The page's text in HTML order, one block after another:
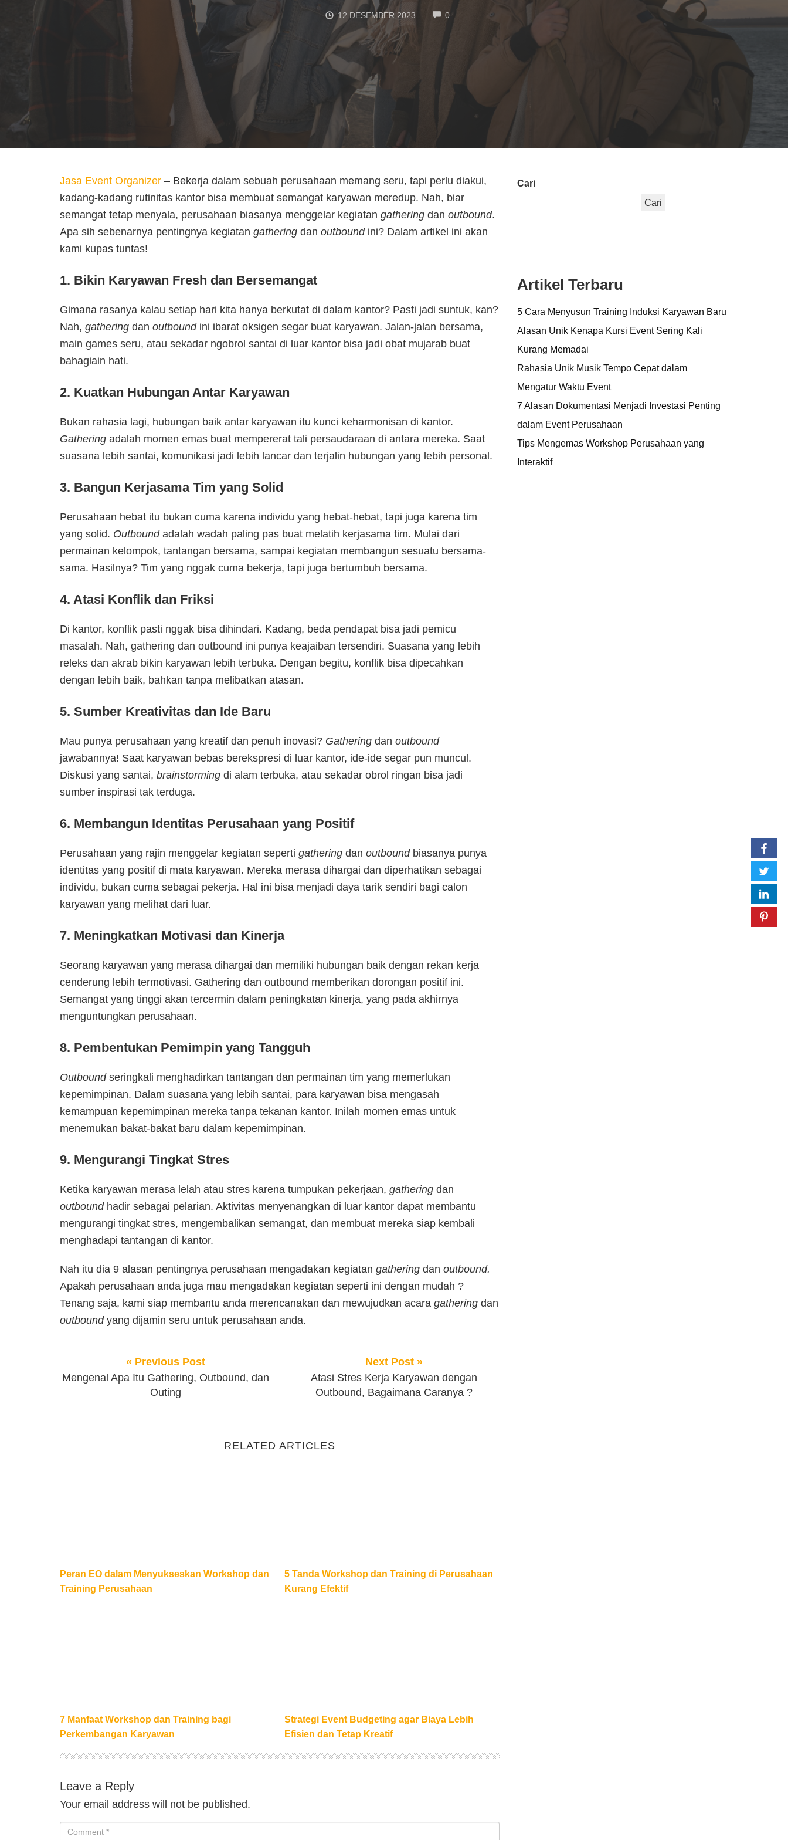
12 DESEMBER 2023 0COMMENTS
Jasa Event Organizer – Bekerja dalam sebuah perusahaan memang seru, tapi perlu diakui,
kadang-kadang rutinitas kantor bisa membuat semangat karyawan meredup. Nah, biar
semangat tetap menyala, perusahaan biasanya menggelar kegiatan gathering dan outbound.
Apa sih sebenarnya pentingnya kegiatan gathering dan outboundini? Dalam artikel ini akan
kami kupas tuntas!
1. Bikin Karyawan Fresh dan Bersemangat
Gimana rasanya kalau setiap hari kita hanya berkutat di dalam kantor? Pasti jadi suntuk, kan?
Nah, gathering dan outbound ini ibarat oksigen segar buat karyawan. Jalan-jalan bersama,
main games seru, atau sekadar ngobrol santai di luar kantor bisa jadi obat mujarab buat
bahagiain hati.
2. Kuatkan Hubungan Antar Karyawan
Bukan rahasia lagi, hubungan baik antar karyawan itu kunci keharmonisan di kantor.
Gathering adalah momen emas buat mempererat tali persaudaraan di antara mereka. Saat
suasana lebih santai, komunikasi jadi lebih lancar dan terjalin hubungan yang lebih personal.
3. Bangun Kerjasama Tim yang Solid
Perusahaan hebat itu bukan cuma karena individu yang hebat-hebat, tapi juga karena tim
yang solid. Outboundadalah wadah paling pas buat melatih kerjasama tim. Mulai dari
permainan kelompok, tantangan bersama, sampai kegiatan membangun sesuatu bersama-
sama. Hasilnya? Tim yang nggak cuma bekerja, tapi juga bertumbuh bersama.
4. Atasi Konflik dan Friksi
Di kantor, konflik pasti nggak bisa dihindari. Kadang, beda pendapat bisa jadi pemicu
masalah. Nah, gathering dan outbound ini punya keajaiban tersendiri. Suasana yang lebih
releks dan akrab bikin karyawan lebih terbuka. Dengan begitu, konflik bisa dipecahkan
dengan lebih baik, bahkan tanpa melibatkan atasan.
5. Sumber Kreativitas dan Ide Baru
Mau punya perusahaan yang kreatif dan penuh inovasi? Gathering dan outbound
jawabannya! Saat karyawan bebas berekspresi di luar kantor, ide-ide segar pun muncul.
Diskusi yang santai, brainstorming di alam terbuka, atau sekadar obrol ringan bisa jadi
sumber inspirasi tak terduga.
6. Membangun Identitas Perusahaan yang Positif
Perusahaan yang rajin menggelar kegiatan seperti gathering dan outboundbiasanya punya
identitas yang positif di mata karyawan. Mereka merasa dihargai dan diperhatikan sebagai
individu, bukan cuma sebagai pekerja. Hal ini bisa menjadi daya tarik sendiri bagi calon
karyawan yang melihat dari luar.
7. Meningkatkan Motivasi dan Kinerja
Seorang karyawan yang merasa dihargai dan memiliki hubungan baik dengan rekan kerja
cenderung lebih termotivasi. Gathering dan outbound memberikan dorongan positif ini.
Semangat yang tinggi akan tercermin dalam peningkatan kinerja, yang pada akhirnya
menguntungkan perusahaan.
8. Pembentukan Pemimpin yang Tangguh
Outboundseringkali menghadirkan tantangan dan permainan tim yang memerlukan
kepemimpinan. Dalam suasana yang lebih santai, para karyawan bisa mengasah
kemampuan kepemimpinan mereka tanpa tekanan kantor. Inilah momen emas untuk
menemukan bakat-bakat baru dalam kepemimpinan.
9. Mengurangi Tingkat Stres
Ketika karyawan merasa lelah atau stres karena tumpukan pekerjaan, gathering dan
outboundhadir sebagai pelarian. Aktivitas menyenangkan di luar kantor dapat membantu
mengurangi tingkat stres, mengembalikan semangat, dan membuat mereka siap kembali
menghadapi tantangan di kantor.
Nah itu dia 9 alasan pentingnya perusahaan mengadakan kegiatan gathering dan outbound.
Apakah perusahaan anda juga mau mengadakan kegiatan seperti ini dengan mudah ?
Tenang saja, kami siap membantu anda merencanakan dan mewujudkan acara gathering dan
outboundyang dijamin seru untuk perusahaan anda.
« Previous Post
Mengenal Apa Itu Gathering, Outbound, dan
Outing
Next Post »
Atasi Stres Kerja Karyawan dengan
Outbound, Bagaimana Caranya ?
RELATED ARTICLES
Peran EO dalam Menyukseskan Workshop dan
Training Perusahaan
5 Tanda Workshop dan Training di Perusahaan
Kurang Efektif
7 Manfaat Workshop dan Training bagi
Perkembangan Karyawan
Strategi Event Budgeting agar Biaya Lebih
Efisien dan Tetap Kreatif
Leave a Reply
Your email address will not be published.
Cari
Cari
Artikel Terbaru
5 Cara Menyusun Training Induksi Karyawan Baru
Alasan Unik Kenapa Kursi Event Sering Kali
Kurang Memadai
Rahasia Unik Musik Tempo Cepat dalam
Mengatur Waktu Event
7 Alasan Dokumentasi Menjadi Investasi Penting
dalam Event Perusahaan
Tips Mengemas Workshop Perusahaan yang
Interaktif